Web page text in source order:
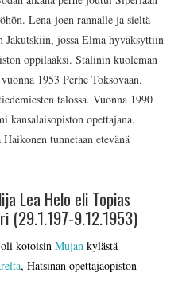
Lena-joen rannalle ja sieltä
Jakutskiin, jossa Elma hyväksyttiin
oppilaaksi. Stalinin kuoleman
1953 Perhe Toksovaan.
talossa. Vuonna 1990
kansalaisopiston opettajana.
tunnetaan etevänä
Lea Helo eli Topias
(29.1.197-9.12.1953)
oli kotoisinMujankylästä
, Hatsinan opettajaopiston